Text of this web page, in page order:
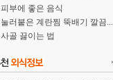
피부에 좋은 음식
눌러붙은 계란찜 뚝배기 깔끔...
사골 끓이는 법